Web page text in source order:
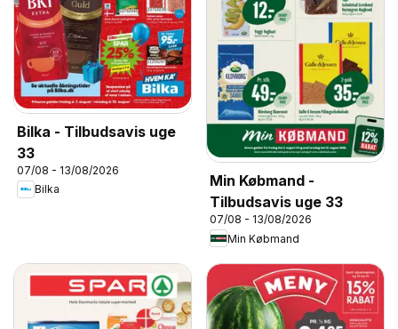
Bilka - Tilbudsavis uge
33
07/08 - 13/08/2026
Bilka
Min Købmand -
Tilbudsavis uge 33
07/08 - 13/08/2026
Min Købmand